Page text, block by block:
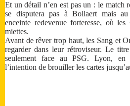
Et un détail n’en est pas un : le match
se disputera pas à Bollaert mais
enceinte redevenue forteresse, où
miettes.
Avant de rêver trop haut, les Sang et
regarder dans leur rétroviseur. Le
seulement face au PSG. Lyon,
l’intention de brouiller les cartes